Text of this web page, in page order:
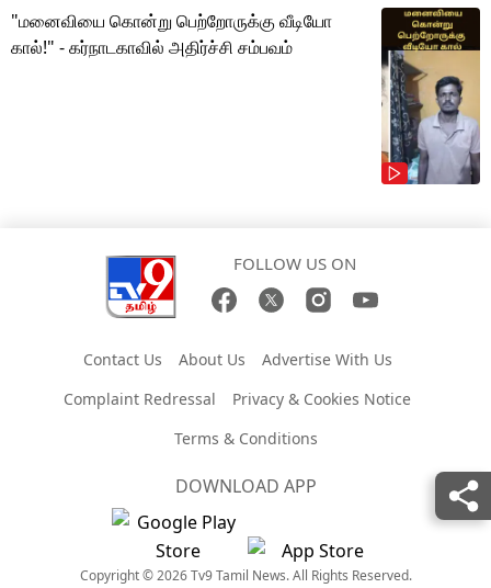
"மனைவியை கொன்று பெற்றோருக்கு வீடியோ
கால்!" - கர்நாடகாவில் அதிர்ச்சி சம்பவம்
FOLLOW US ON
Contact Us About Us
Advertise With Us
Complaint Redressal
Privacy & Cookies Notice
Terms & Conditions
DOWNLOAD APP
Copyright © 2026 Tv9 Tamil News. All Rights Reserved.